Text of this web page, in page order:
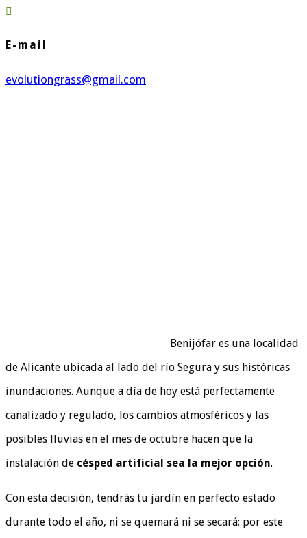

E-mail
evolutiongrass@gmail.com
Benijófar es una localidad
de Alicante ubicada al lado del río Segura y sus históricas
inundaciones. Aunque a día de hoy está perfectamente
canalizado y regulado, los cambios atmosféricos y las
posibles lluvias en el mes de octubre hacen que la
instalación de césped artificial sea la mejor opción.
Con esta decisión, tendrás tu jardín en perfecto estado
durante todo el año, ni se quemará ni se secará; por este